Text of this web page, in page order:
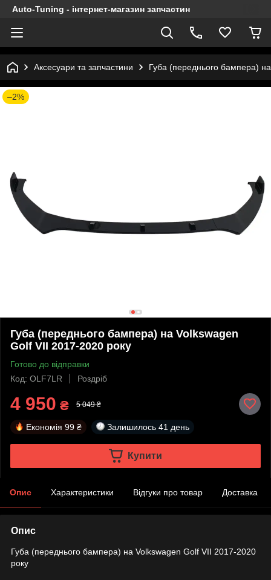
Auto-Tuning - інтернет-магазин запчастин
Аксесуари та запчастини Губа (переднього бампера)
–2%
Губа (переднього бампера) на Volkswagen
Golf VII 2017-2020 року
Готово до відправки
Код: OLF7LR
Роздріб
4 950 ₴ 5 049 ₴
Економія 99 ₴ Залишилось 41 день
Купити
Опис Характеристики Відгуки про товар Доставка
Опис
Губа (переднього бампера) на Volkswagen Golf VII 2017-2020
року